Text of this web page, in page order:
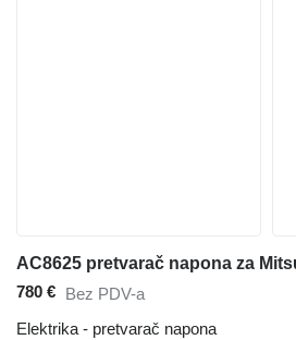
780 € Bez PDV-a
Elektrika - pretvarač napona